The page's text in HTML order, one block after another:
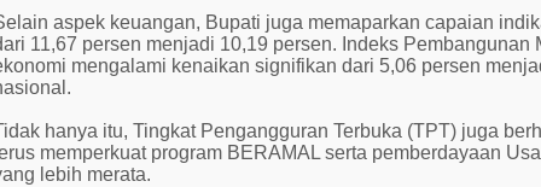
aspek keuangan, Bupati juga memaparkan capaian
11,67 persen menjadi 10,19 persen. Indeks
mengalami kenaikan signifikan dari 5,06 persen
hanya itu, Tingkat Pengangguran Terbuka (TPT) juga
memperkuat program BERAMAL serta pemberdayaan
lebih merata.